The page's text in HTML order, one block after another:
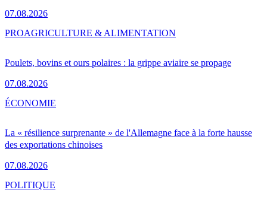
07.08.2026
Poulets, bovins et ours polaires : la grippe aviaire se propage
07.08.2026
PROAGRICULTURE & ALIMENTATION
La « résilience surprenante » de l'Allemagne face à la forte hausse
des exportations chinoises
07.08.2026
ÉCONOMIE
POLITIQUE